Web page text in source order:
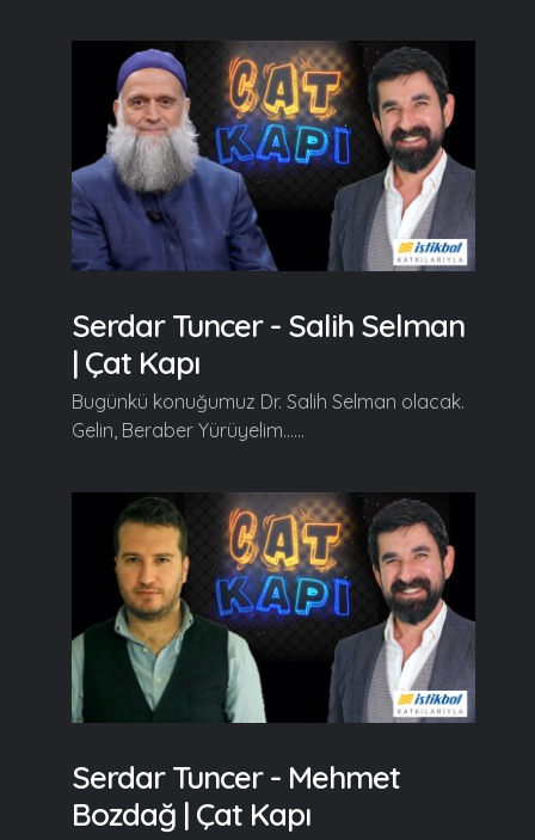
Serdar Tuncer - Salih Selman
| Çat Kapı
Bugünkü konuğumuz Dr. Salih Selman olacak.
Gelin, Beraber Yürüyelim......
Serdar Tuncer - Mehmet
Bozdağ | Çat Kapı